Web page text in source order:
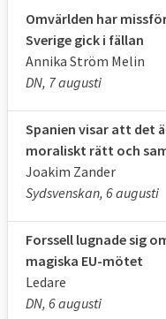
att
via EU-
och Interpols
på huruvida
eller ej)
Screeningen ska
Omvärlden har
Sverige gick i fällan
Annika Ström Melin
DN, 7 augusti
Spanien visar att det
moraliskt rätt och
Joakim Zander
Sydsvenskan, 6 augusti
Forssell lugnade sig
magiska EU-mötet
Ledare
DN, 6 augusti